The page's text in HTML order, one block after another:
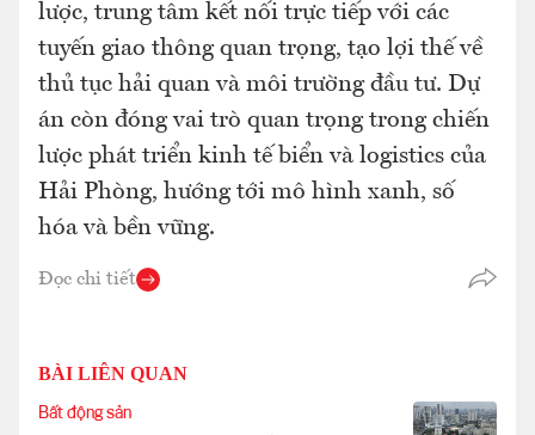
lược, trung tâm kết nối trực tiếp với các
tuyến giao thông quan trọng, tạo lợi thế về
thủ tục hải quan và môi trường đầu tư. Dự
án còn đóng vai trò quan trọng trong chiến
lược phát triển kinh tế biển và logistics của
Hải Phòng, hướng tới mô hình xanh, số
hóa và bền vững.
Đọc chi tiết
BÀI LIÊN QUAN
Bất động sản